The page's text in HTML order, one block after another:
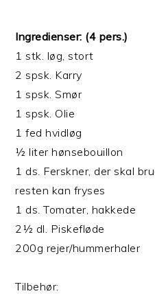
Ingredienser: (4 pers.)
1 stk. løg, stort
2 spsk. Karry
1 spsk. Smør
1 spsk. Olie
1 fed hvidløg
½ liter hønsebouillon
1 ds. Ferskner, der skal
resten kan fryses
1 ds. Tomater, hakkede
2½ dl. Piskefløde
200g rejer/hummerhaler
Tilbehør: